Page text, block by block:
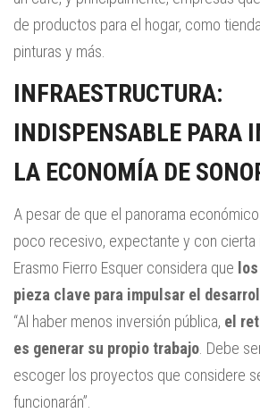
de productos para el hogar, como
pinturas y más.
INFRAESTRUCTURA:
INDISPENSABLE PARA
LA ECONOMÍA DE
A pesar de que el panorama
poco recesivo, expectante y con cierta
Erasmo Fierro Esquer considera que
pieza clave para impulsar el
“Al haber menos inversión pública, el
es generar su propio trabajo. Debe
escoger los proyectos que considere
funcionarán”.